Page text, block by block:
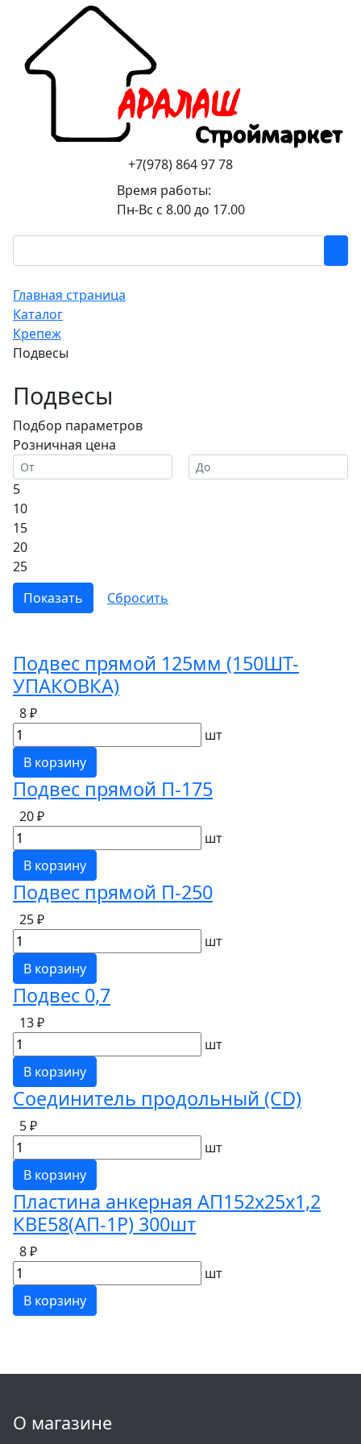
+7(978) 864 97 78
Время работы:
Пн-Вс с 8.00 до 17.00
Главная страница
Каталог
Крепеж
Подвесы
Подвесы
Подбор параметров
Розничная цена
5
10
15
20
25
Подвес прямой 125мм (150ШТ-
УПАКОВКА)
8 ₽
шт
В корзину
Подвес прямой П-175
20 ₽
шт
В корзину
Подвес прямой П-250
25 ₽
шт
В корзину
Подвес 0,7
13 ₽
шт
В корзину
Соединитель продольный (CD)
5 ₽
шт
В корзину
Пластина анкерная АП152х25х1,2
КВЕ58(АП-1Р) 300шт
8 ₽
шт
В корзину
О магазине